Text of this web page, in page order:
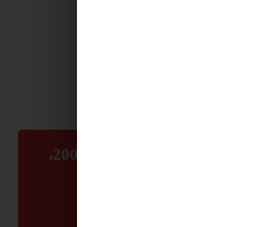
استعمال المضامين بموجب بند 27 أ لقانون الحقوق الأدبية لسنة 2007،